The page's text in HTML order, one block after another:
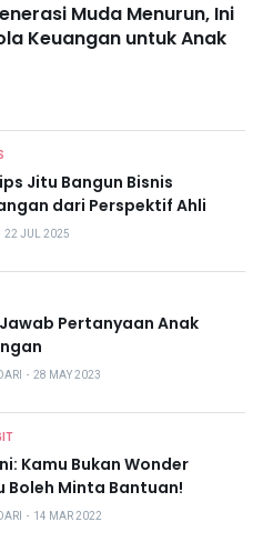
Muda Menurun, Ini
Keuangan untuk Anak
Jitu Bangun Bisnis
dari Perspektif Ahli
22 JUL 2025
Jawab Pertanyaan Anak
・ 28 MAY 2023
Kamu Bukan Wonder
Boleh Minta Bantuan!
・ 14 MAR 2022